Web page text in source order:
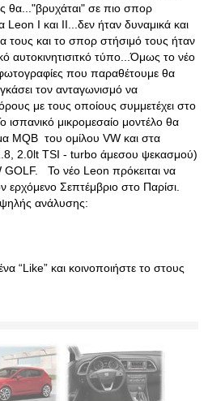
θα..."βρυχάται" σε πιο σπορ
I και ΙΙ...δεν ήταν δυναμικά και
τους και το σπορ στήσιμό τους ήταν
αυτοκινητισιτκό τύπο...Όμως το νέο
που παραθέτουμε θα
τον ανταγωνισμό να
με τους οποίους συμμετέχει στο
ισπανικό μικρομεσαίο μοντέλο θα
MQB του ομίλου VW και στα
2.0lt TSI - turbo άμεσου ψεκασμού)
GOLF. To νέο Leon πρόκειται να
ερχόμενο Σεπτέμβριο στο Παρίσι.
ανάλυσης:
“Like” και κοινοποιήστε το στους